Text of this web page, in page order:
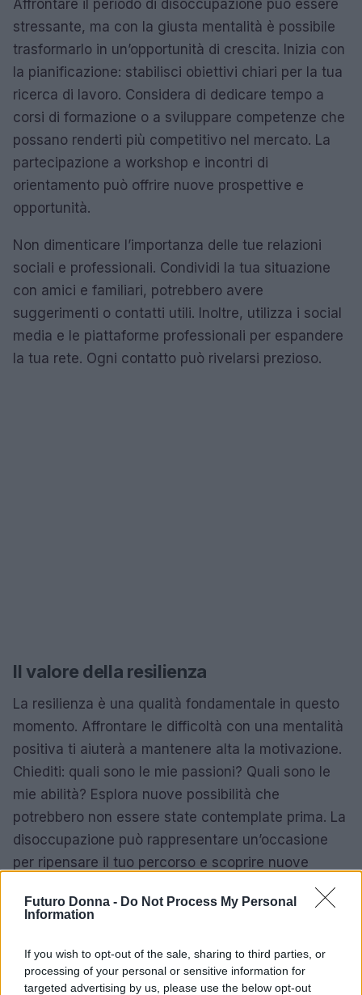
Futuro Donna - Do Not Process My Personal
Information
If you wish to opt-out of the sale, sharing to third parties, or
processing of your personal or sensitive information for
targeted advertising by us, please use the below opt-out
Affrontare il periodo di disoccupazione può essere
stressante, ma con la giusta mentalità è possibile
trasformarlo in un’opportunità di crescita. Inizia con
la pianificazione: stabilisci obiettivi chiari per la tua
ricerca di lavoro. Considera di dedicare tempo a
corsi di formazione o a sviluppare competenze che
possano renderti più competitivo nel mercato. La
partecipazione a workshop e incontri di
orientamento può offrire nuove prospettive e
opportunità.
Non dimenticare l’importanza delle tue relazioni
sociali e professionali. Condividi la tua situazione
con amici e familiari, potrebbero avere
suggerimenti o contatti utili. Inoltre, utilizza i social
media e le piattaforme professionali per espandere
la tua rete. Ogni contatto può rivelarsi prezioso.
Il valore della resilienza
La resilienza è una qualità fondamentale in questo
momento. Affrontare le difficoltà con una mentalità
positiva ti aiuterà a mantenere alta la motivazione.
Chiediti: quali sono le mie passioni? Quali sono le
mie abilità? Esplora nuove possibilità che
potrebbero non essere state contemplate prima. La
disoccupazione può rappresentare un’occasione
per ripensare il tuo percorso e scoprire nuove
La NASPI è solo un tassello in questo percorso di
reinserimento. Ricorda che ogni fine è anche un